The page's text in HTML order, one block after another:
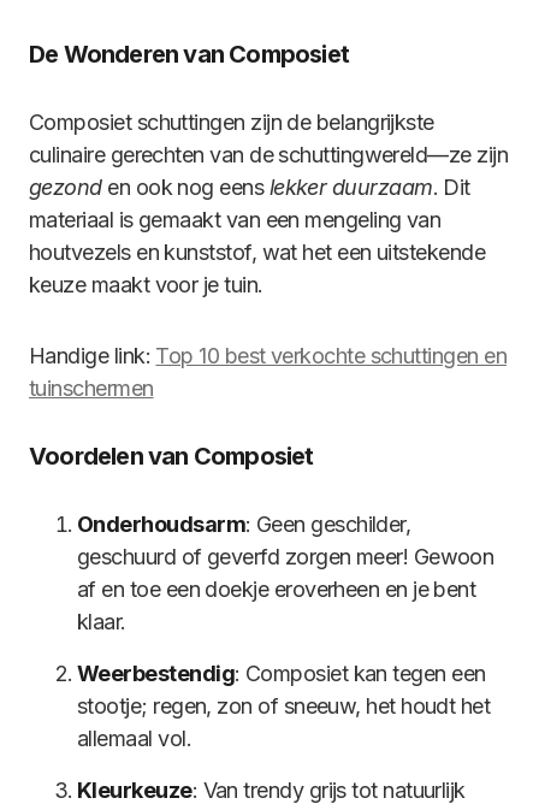
De Wonderen van Composiet
Composiet schuttingen zijn de belangrijkste
culinaire gerechten van de schuttingwereld—ze zijn
gezonden ook nog eenslekker duurzaam. Dit
materiaal is gemaakt van een mengeling van
houtvezels en kunststof, wat het een uitstekende
keuze maakt voor je tuin.
Handige link: Top 10 best verkochte schuttingen en
tuinschermen
Voordelen van Composiet
Onderhoudsarm: Geen geschilder,
geschuurd of geverfd zorgen meer! Gewoon
af en toe een doekje eroverheen en je bent
klaar.
Weerbestendig: Composiet kan tegen een
stootje; regen, zon of sneeuw, het houdt het
allemaal vol.
Kleurkeuze: Van trendy grijs tot natuurlijk